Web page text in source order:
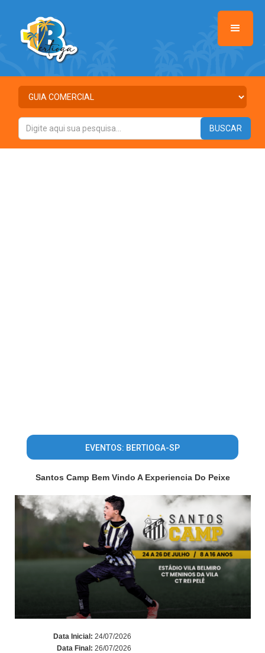
EVENTOS: BERTIOGA-SP
Santos Camp Bem Vindo A Experiencia Do Peixe
Data Inicial: 24/07/2026
Data Final: 26/07/2026